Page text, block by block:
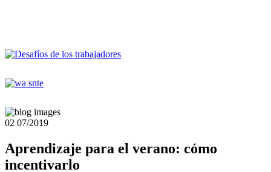
02 07/2019
Aprendizaje para el verano: cómo
incentivarlo